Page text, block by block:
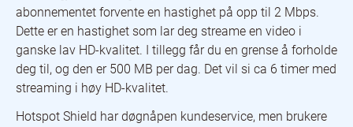
abonnementet forvente en hastighet på opp til 2 Mbps.
Dette er en hastighet som lar deg streame en video i
ganske lav HD-kvalitet. I tillegg får du en grense å forholde
deg til, og den er 500 MB per dag. Det vil si ca 6 timer med
streaming i høy HD-kvalitet.
Hotspot Shield har døgnåpen kundeservice, men brukere